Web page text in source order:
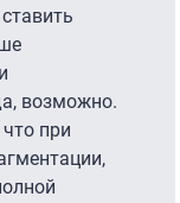
возможно.
при